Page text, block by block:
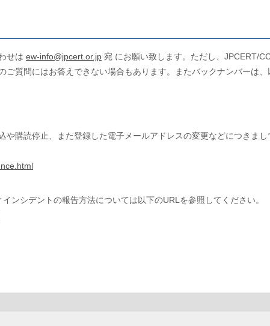
せは ew-info@jpcert.or.jp 宛 にお願い致します。ただし、JPCERT/
ご質問にはお答えできない場合もあります。またバックナンバーは
や購読停止、また登録した電子メールアドレスの変更などにつきまし
ンシデントの報告方法については以下のURLを参照してください。